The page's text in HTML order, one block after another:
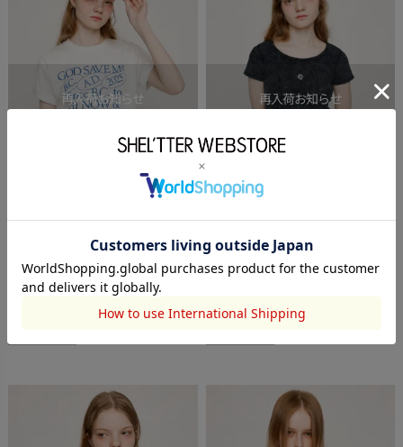
VARIOUS LOGO PRINT Tシャツ
(60%OFF)
SLY
AGING LOGO CUT トップス
￥3,246 (35%OFF)